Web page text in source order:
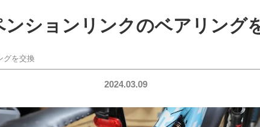
ンションリンクのベアリング
グを交換
2024.03.09